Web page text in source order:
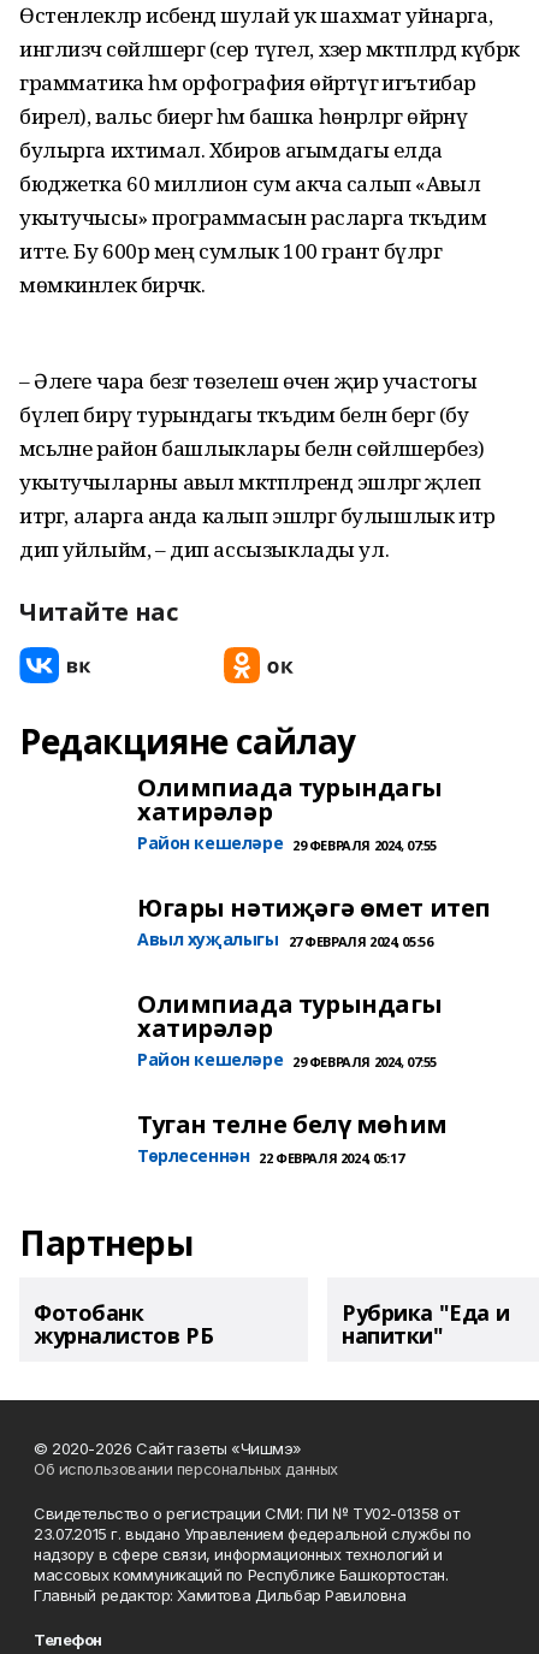
Өстенлекләр исәбендә шулай ук шахмат уйнарга,
инглизчә сөйләшергә (сер түгел, хәзер мәктәпләрдә күбрәк
грамматика һәм орфография өйрәтүгә игътибар
бирелә), вальс биергә һәм башка һөнәрләргә өйрәнү
булырга ихтимал. Хәбиров агымдагы елда
бюджетка 60 миллион сум акча салып «Авыл
укытучысы» программасын расларга тәкъдим
итте. Бу 600әр мең сумлык 100 грант бүләргә
мөмкинлек бирәчәк.
– Әлеге чара безгә төзелеш өчен җир участогы
бүлеп бирү турындагы тәкъдим белән бергә (бу
мәсьәләне район башлыклары белән сөйләшербез)
укытучыларны авыл мәктәпләрендә эшләргә җәлеп
итәргә, аларга анда калып эшләргә булышлык итәр
дип уйлыйм, – дип ассызыклады ул.
Читайте нас
Редакцияне сайлау
Олимпиада турындагы
хатирәләр
Район кешеләре 29 ФЕВРАЛЯ 2024, 07:55
Югары нәтиҗәгә өмет итеп
Авыл хуҗалыгы 27 ФЕВРАЛЯ 2024, 05:56
Олимпиада турындагы
хатирәләр
Район кешеләре 29 ФЕВРАЛЯ 2024, 07:55
Туган телне белү мөһим
Төрлесеннән 22 ФЕВРАЛЯ 2024, 05:17
Партнеры
Фотобанк
журналистов РБ
Рубрика "Еда и
напитки"
© 2020-2026 Сайт газеты «Чишмэ»
Об использовании персональных данных
Свидетельство о регистрации СМИ: ПИ № ТУ02-01358 от
23.07.2015 г. выдано Управлением федеральной службы по
надзору в сфере связи, информационных технологий и
массовых коммуникаций по Республике Башкортостан.
Главный редактор: Хамитова Дильбар Равиловна
Телефон